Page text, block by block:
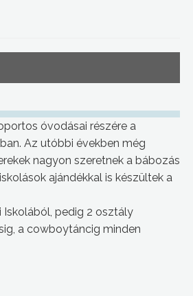
óvodásai részére a
Az utóbbi években még
nagyon szeretnek a bábozás
ajándékkal is készültek a
Iskolából, pedig 2 osztály
a cowboytáncig minden